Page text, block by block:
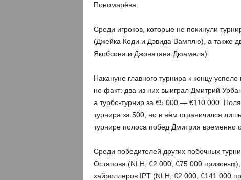
Пономарёва.
Среди игроков, которые не покинули
(Джейка Коди и Дэвида Вамплю), а также
Якобсона и Джонатана Дюамеля).
Накануне главного турнира к концу
но факт: два из них выиграл Дмитрий
а турбо-турнир за €5 000 — €110 000.
турнира за 500, но в нём ограничился
турнире полоса побед Дмитрия временно
Среди победителей других побочных
Остапова (NLH, €2 000, €75 000
хайроллеров IPT (NLH, €2 000, €141 000